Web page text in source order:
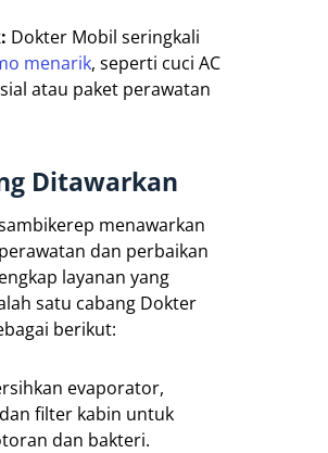
Dokter Mobil seringkali
menarik, seperti cuci AC
atau paket perawatan
Ditawarkan
menawarkan
dan perbaikan
layanan yang
satu cabang Dokter
berikut:
evaporator,
filter kabin untuk
dan bakteri.